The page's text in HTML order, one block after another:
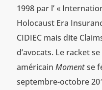
1998 par l’ «
Holocaust Era
CIDIEC mais dite
d’avocats. Le racket
américain Momentse
septembre-octobre